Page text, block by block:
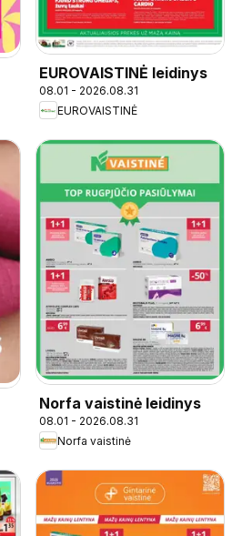
EUROVAISTINĖ leidinys
08.01 - 2026.08.31
EUROVAISTINĖ
Norfa vaistinė leidinys
08.01 - 2026.08.31
Norfa vaistinė